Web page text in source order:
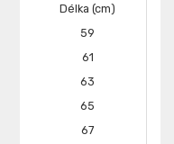
Délka (cm)
59
61
63
65
67